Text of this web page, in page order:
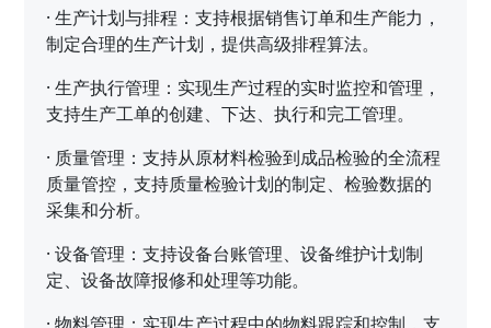
·生产计划与排程：支持根据销售订单和生产能力，
制定合理的生产计划，提供高级排程算法。
·生产执行管理：实现生产过程的实时监控和管理，
支持生产工单的创建、下达、执行和完工管理。
· 质量管理：支持从原材料检验到成品检验的全流程
质量管控，支持质量检验计划的制定、检验数据的
采集和分析。
·设备管理：支持设备台账管理、设备维护计划制
定、设备故障报修和处理等功能。